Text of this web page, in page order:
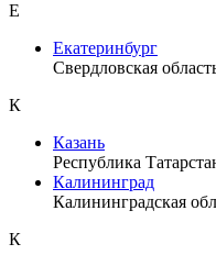
Е
Екатеринбург
Свердловская
К
Казань
Республика
Калининград
Калининградская
К